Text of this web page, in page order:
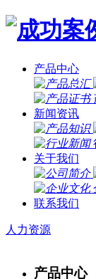
产品中心
新闻资讯
关于我们
联系我们
人力资源
产品中心